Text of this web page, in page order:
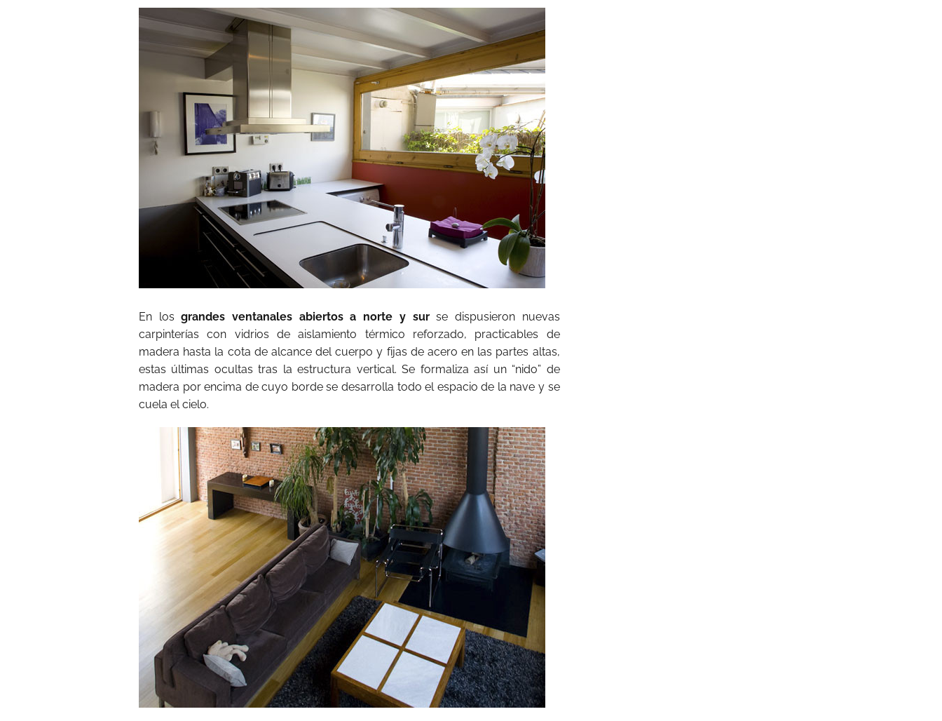
En losgrandes ventanales abiertos a norte y surse dispusieron nuevas
carpinterías con vidrios de aislamiento térmico reforzado, practicables de
madera hasta la cota de alcance del cuerpo y fijas de acero en las partes altas,
estas últimas ocultas tras la estructura vertical. Se formaliza así un “nido” de
madera por encima de cuyo borde se desarrolla todo el espacio de la nave y se
cuela el cielo.